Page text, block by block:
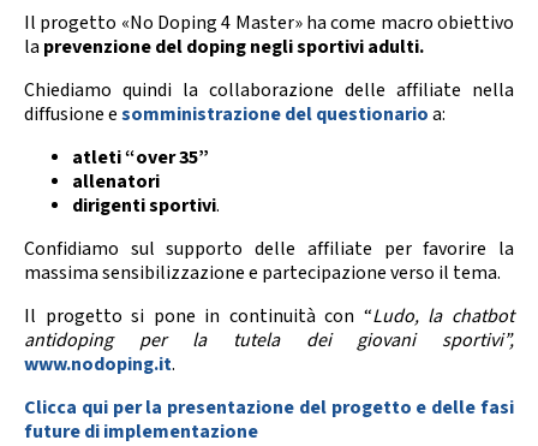
Calendario Gare Media
Il progetto «No Doping 4 Master» ha come macro obiettivo
la prevenzione del doping negli sportivi adulti.
Chiediamo quindi la collaborazione delle affiliate nella
diffusione esomministrazione del questionarioa:
atleti “over 35”
allenatori
dirigenti sportivi.
Confidiamo sul supporto delle affiliate per favorire la
massima sensibilizzazione e partecipazione verso il tema.
Il progetto si pone in continuità con “Ludo, la chatbot
antidoping per la tutela dei giovani sportivi”,
www.nodoping.it.
Clicca qui per la presentazione del progetto e delle fasi
future di implementazione